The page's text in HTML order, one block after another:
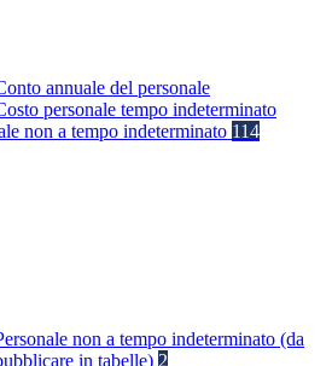
annuale del personale
personale tempo indeterminato
non a tempo indeterminato 114
non a tempo indeterminato (da
in tabelle) 2